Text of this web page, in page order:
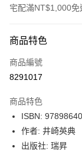
宅配滿NT$1,000免
icash Pay
信用卡一次付款
LINE Pay
Apple Pay
商品特色
商品編號
8291017
商品特色
ISBN:
作者: 井崎英典
出版社: 瑞昇